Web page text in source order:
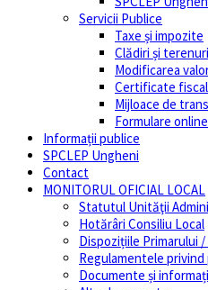
Servicii Publice
Taxe și impozite
Clădiri și terenuri
Modificarea
Certificate
Mijloace de
Formulare online
Informații publice
SPCLEP Ungheni
Contact
MONITORUL OFICIAL LOCAL
Statutul Unităţii
Hotărâri Consiliu Local
Dispozițiile Primarului
Regulamentele
Documente și